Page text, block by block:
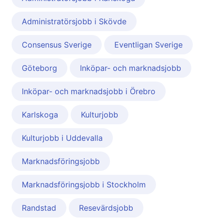
Administratörsjobb i Skövde
Consensus Sverige Eventligan Sverige
Göteborg Inköpar- och marknadsjobb
Inköpar- och marknadsjobb i Örebro
Karlskoga Kulturjobb
Kulturjobb i Uddevalla
Marknadsföringsjobb
Marknadsföringsjobb i Stockholm
Randstad Resevärdsjobb